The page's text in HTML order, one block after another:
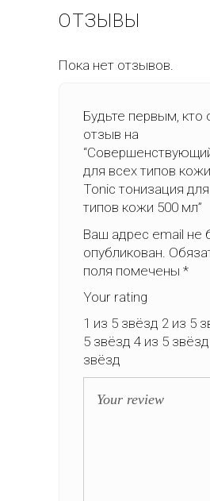
ОТЗЫВЫ
Пока нет отзывов.
Будьте первым, кто
отзыв на
для всех типов
Tonic тонизация
типов кожи 500 мл”
Ваш адрес email не
опубликован.
поля помечены *
Your rating
1 из 5 звёзд 2 из 5
5 звёзд 4 из 5 звёзд
звёзд